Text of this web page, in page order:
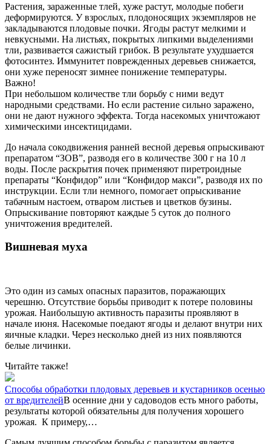
Растения, зараженные тлей, хуже растут, молодые побеги
деформируются. У взрослых, плодоносящих экземпляров не
закладываются плодовые почки. Ягоды растут мелкими и
невкусными. На листьях, покрытых липкими выделениями
тли, развивается сажистый грибок. В результате ухудшается
фотосинтез. Иммунитет поврежденных деревьев снижается,
они хуже переносят зимнее понижение температуры.
Важно!
При небольшом количестве тли борьбу с ними ведут
народными средствами. Но если растение сильно заражено,
они не дают нужного эффекта. Тогда насекомых уничтожают
химическими инсектицидами.
До начала сокодвижения ранней весной деревья опрыскивают
препаратом “ЗОВ”, разводя его в количестве 300 г на 10 л
воды. После раскрытия почек применяют пиретроидные
препараты “Конфидор” или “Конфидор макси”, разводя их по
инструкции. Если тли немного, помогает опрыскивание
табачным настоем, отваром листьев и цветков бузины.
Опрыскивание повторяют каждые 5 суток до полного
уничтожения вредителей.
Вишневая муха
Это один из самых опасных паразитов, поражающих
черешню. Отсутствие борьбы приводит к потере половины
урожая. Наибольшую активность паразиты проявляют в
начале июня. Насекомые поедают ягоды и делают внутри них
яичные кладки. Через несколько дней из них появляются
белые личинки.
Читайте также!
Способы обработки плодовых деревьев и кустарников осенью
от вредителейВ осенние дни у садоводов есть много работы,
результаты которой обязательны для получения хорошего
урожая. К примеру,…